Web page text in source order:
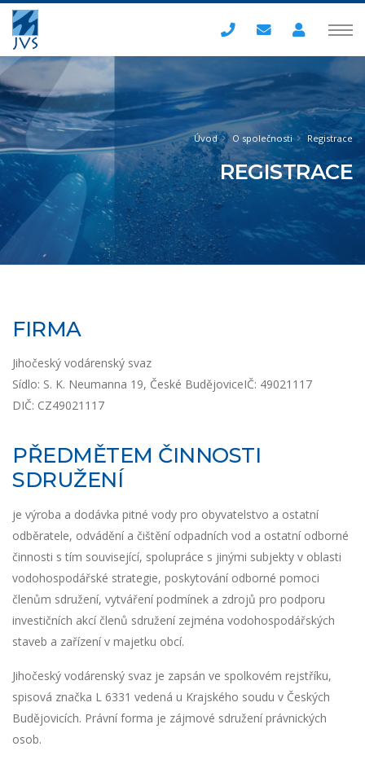
Úvod O společnosti Registrace
REGISTRACE
FIRMA
Jihočeský vodárenský svaz
Sídlo: S. K. Neumanna 19, České BudějoviceIČ: 49021117
DIČ: CZ49021117
PŘEDMĚTEM ČINNOSTI
SDRUŽENÍ
je výroba a dodávka pitné vody pro obyvatelstvo a ostatní
odběratele, odvádění a čištění odpadních vod a ostatní odborné
činnosti s tím související, spolupráce s jinými subjekty v oblasti
vodohospodářské strategie, poskytování odborné pomoci
členům sdružení, vytváření podmínek a zdrojů pro podporu
investičních akcí členů sdružení zejména vodohospodářských
staveb a zařízení v majetku obcí.
Jihočeský vodárenský svaz je zapsán ve spolkovém rejstříku,
spisová značka L 6331 vedená u Krajského soudu v Českých
Budějovicích. Právní forma je zájmové sdružení právnických
osob.